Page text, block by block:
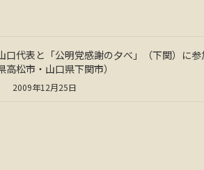
口代表と「公明党感謝の夕べ」（下関）に参
高松市・山口県下関市）
2009年12月25日